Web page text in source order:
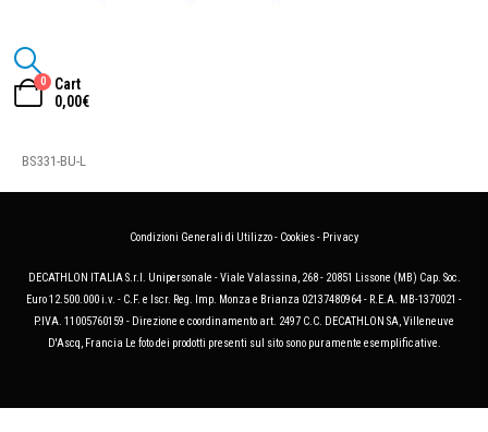
0
Cart
0,00€
BS331-BU-L
Condizioni Generali di Utilizzo- Cookies- Privacy
DECATHLON ITALIA S.r.l. Unipersonale - Viale Valassina, 268 - 20851 Lissone (MB) Cap. Soc.
Euro 12.500.000 i.v. - C.F. e Iscr. Reg. Imp. Monza e Brianza 02137480964 - R.E.A. MB-1370021 -
P.IVA. 11005760159 - Direzione e coordinamento art. 2497 C.C. DECATHLON SA, Villeneuve
D'Ascq, Francia Le foto dei prodotti presenti sul sito sono puramente esemplificative.